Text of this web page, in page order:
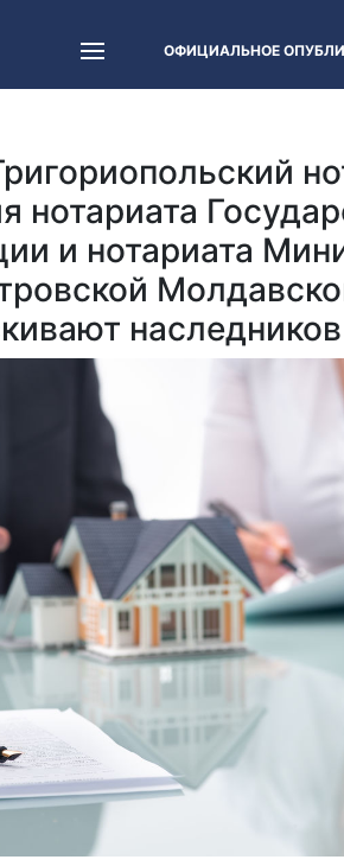
ОФИЦИАЛЬНОЕ
нотариата
и нотариата
наследников